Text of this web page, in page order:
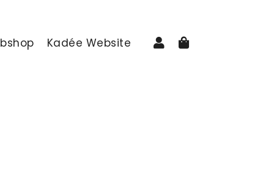
Kadée Website Aanmelden